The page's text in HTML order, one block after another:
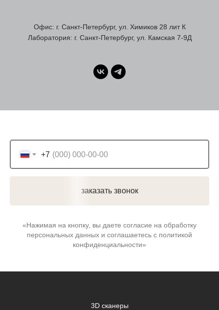
Офис: г. Санкт-Петербург, ул. Химиков 28 лит К
Лаборатория: г. Санкт-Петербург, ул. Камская 7-9Д
+7
заказать звонок
«Нажимая на кнопку, вы даете согласие на обработку
персональных данных и соглашаетесь c политикой
конфиденциальности»
3D сканеры